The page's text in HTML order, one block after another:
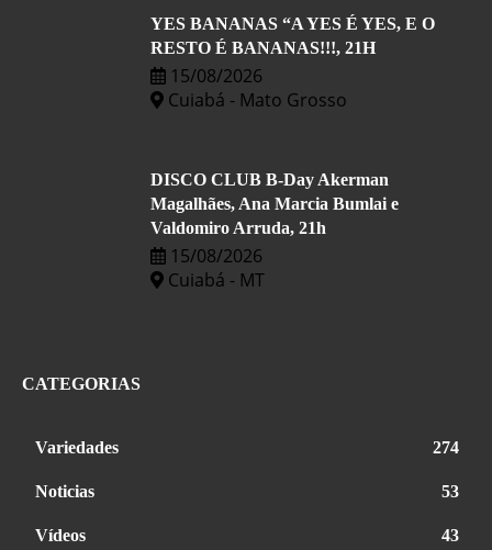
YES BANANAS “A YES É YES, E O
RESTO É BANANAS!!!, 21H
15/08/2026
Cuiabá - Mato Grosso
DISCO CLUB B-Day Akerman
Magalhães, Ana Marcia Bumlai e
Valdomiro Arruda, 21h
15/08/2026
Cuiabá - MT
CATEGORIAS
Variedades 274
Noticias 53
Vídeos 43